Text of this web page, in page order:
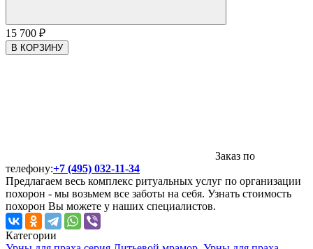
15 700 ₽
В КОРЗИНУ
Заказ по
телефону:+7 (495) 032-11-34
Предлагаем весь комплекс ритуальных услуг по организации
похорон - мы возьмем все заботы на себя. Узнать стоимость
похорон Вы можете у наших специалистов.
Категории